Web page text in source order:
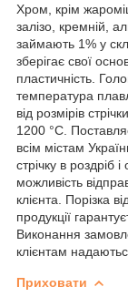
Хром, крім
залізо, кремній,
займають 1% у
зберігає свої
пластичність.
температура
від розмірів
1200 °C.
всім містам
стрічку в роздріб
можливість
клієнта. Порізка
продукції
Виконання
клієнтам
Приховати